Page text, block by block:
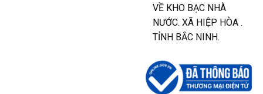
VỀ KHO BẠC NHÀ
NƯỚC. XÃ HIỆP HÒA .
TỈNH BẮC NINH.